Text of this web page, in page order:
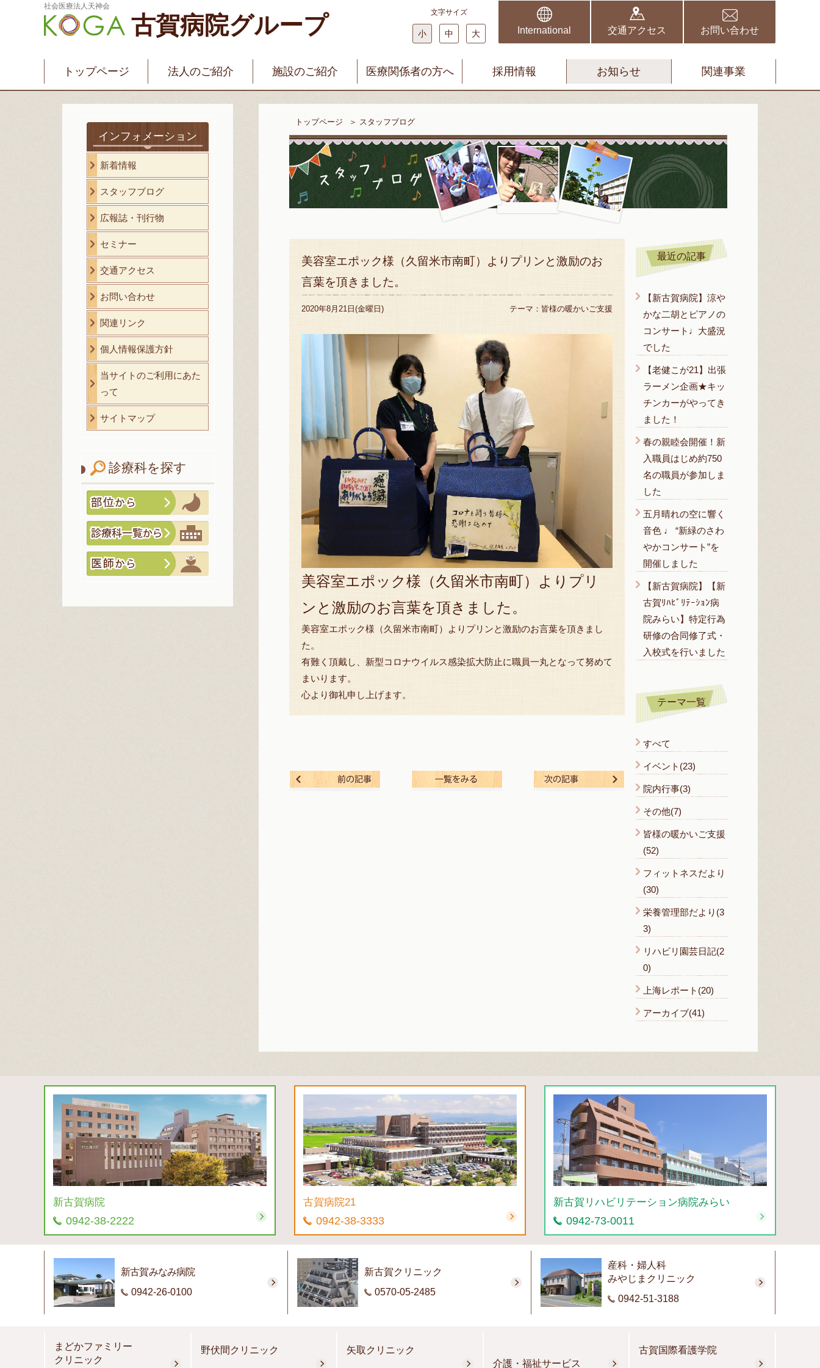
社会医療法人天神会
古賀病院グループ 文字サイズ
小 中 大 International 交通アクセス お問い合わせ
トップページ 法人のご紹介 施設のご紹介
新古賀みなみ病院 新古賀クリニック 産科・婦人科 みやじまクリニック まどかファミリークリニック 野伏間クリニック
矢取クリニック
介護・福祉サービス
古賀国際看護学院
医療関係者の方へ 採用情報 お知らせ 関連事業
インフォメーション
新着情報
スタッフブログ
広報誌・刊行物
セミナー
交通アクセス
お問い合わせ
関連リンク
個人情報保護方針
当サイトのご利用にあた
って
サイトマップ
診療科を探す
トップページ ＞ スタッフブログ
美容室エポック様（久留米市南町）よりプリンと激励のお
言葉を頂きました。
2020年8月21日(金曜日) テーマ： 皆様の暖かいご支援
美容室エポック様（久留米市南町）よりプリ
ンと激励のお言葉を頂きました。
美容室エポック様（久留米市南町）よりプリンと激励のお言葉を頂きまし
た。
有難く頂戴し、新型コロナウイルス感染拡大防止に職員一丸となって努めて
まいります。
心より御礼申し上げます。
一覧を見る
最近の記事
【新古賀病院】涼や
かな二胡とピアノの
コンサート♩大盛況
でした
【老健こが21】出張
ラーメン企画★キッ
チンカーがやってき
ました！
春の親睦会開催！新
入職員はじめ約750
名の職員が参加しま
した
五月晴れの空に響く
音色 ♩ “新緑のさわ
やかコンサート”を
開催しました
【新古賀病院】【新
古賀ﾘﾊﾋﾞﾘﾃｰｼｮﾝ病
院みらい】特定行為
研修の合同修了式・
入校式を行いました
テーマ一覧
すべて
イベント(23)
院内行事(3)
その他(7)
皆様の暖かいご支援
(52)
フィットネスだより
(30)
栄養管理部だより(3
3)
リハビリ園芸日記(2
0)
上海レポート(20)
アーカイブ(41)
新古賀病院
0942-38-2222
古賀病院21
0942-38-3333
新古賀リハビリテーション病院みらい
0942-73-0011
新古賀みなみ病院
0942-26-0100
新古賀クリニック
0570-05-2485
産科・婦人科
みやじまクリニック
0942-51-3188
まどかファミリー
クリニック
野伏間クリニック
矢取クリニック
介護・福祉サービス
古賀国際看護学院